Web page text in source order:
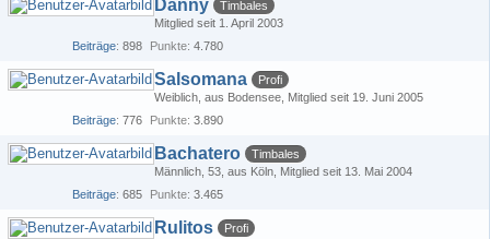
Danny
Timbales
Mitglied seit 1. April 2003
Beiträge 898 Punkte 4.780
Salsomana
Profi
Weiblich aus Bodensee Mitglied seit 19. Juni 2005
Beiträge 776 Punkte 3.890
Bachatero
Timbales
Männlich 53 aus Köln Mitglied seit 13. Mai 2004
Beiträge 685 Punkte 3.465
Rulitos
Profi